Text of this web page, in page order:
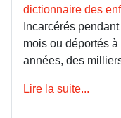
dictionnaire des
Incarcérés
mois ou déportés
années, des
Lire la suite...